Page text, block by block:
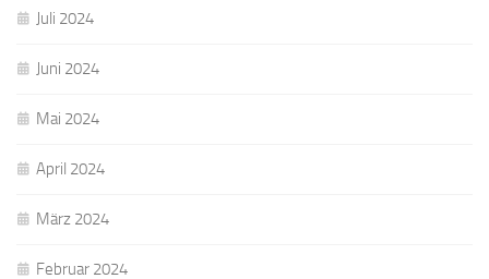
Juli 2024
Juni 2024
Mai 2024
April 2024
März 2024
Februar 2024